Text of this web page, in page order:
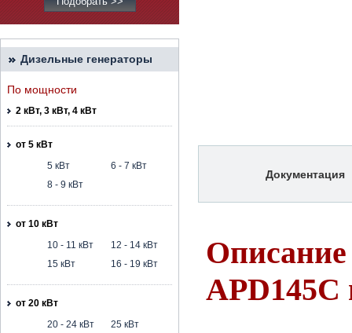
Дизельные генераторы
По мощности
2 кВт, 3 кВт, 4 кВт
от 5 кВт
5 кВт
6 - 7 кВт
8 - 9 кВт
от 10 кВт
10 - 11 кВт
12 - 14 кВт
15 кВт
16 - 19 кВт
от 20 кВт
20 - 24 кВт
25 кВт
Документация
Описание
APD145C